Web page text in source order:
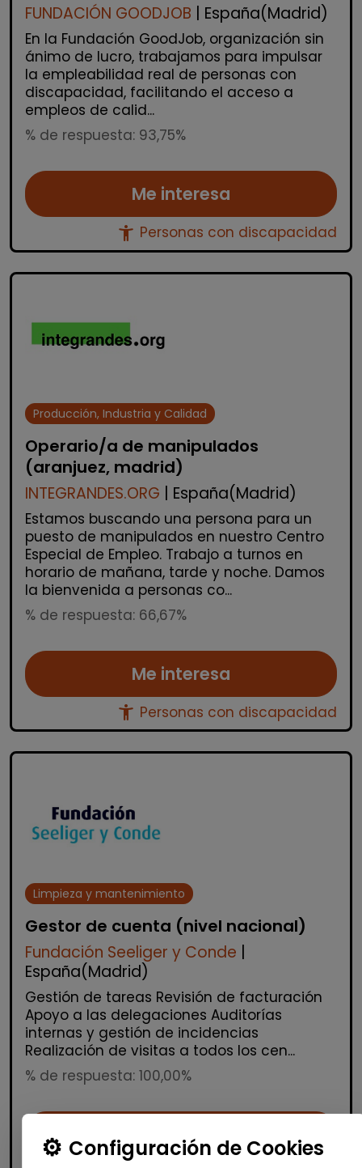
FUNDACIÓN GOODJOB | España(Madrid)
En la Fundación GoodJob, organización sin
ánimo de lucro, trabajamos para impulsar
la empleabilidad real de personas con
discapacidad, facilitando el acceso a
empleos de calid...
% de respuesta: 93,75%
Me interesa
accessibility_new Personas con discapacidad
Producción, Industria y Calidad
Operario/a de manipulados
(aranjuez, madrid)
INTEGRANDES.ORG | España(Madrid)
Estamos buscando una persona para un
puesto de manipulados en nuestro Centro
Especial de Empleo. Trabajo a turnos en
horario de mañana, tarde y noche. Damos
la bienvenida a personas co...
% de respuesta: 66,67%
Me interesa
accessibility_new Personas con discapacidad
Limpieza y mantenimiento
Gestor de cuenta (nivel nacional)
Fundación Seeliger y Conde |
España(Madrid)
Gestión de tareas Revisión de facturación
Apoyo a las delegaciones Auditorías
internas y gestión de incidencias
Realización de visitas a todos los cen...
% de respuesta: 100,00%
Me interesa
Configuración de Cookies